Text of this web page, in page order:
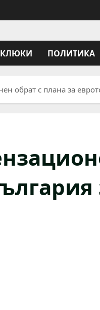
КЛЮКИ ПОЛИТИКА
обрат с плана за